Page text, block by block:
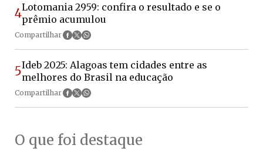
4Lotomania 2959: confira o resultado e se o
prêmio acumulou
Compartilhar
5Ideb 2025: Alagoas tem cidades entre as
melhores do Brasil na educação
Compartilhar
O que foi destaque